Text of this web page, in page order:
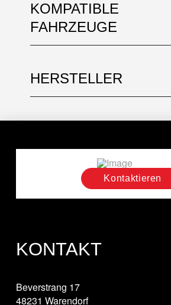
KOMPATIBLE
FAHRZEUGE
HERSTELLER
Kontaktieren
KONTAKT
Beverstrang 17
48231 Warendorf